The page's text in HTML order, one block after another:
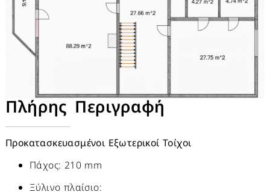
Πλήρης Περιγραφή
Προκατασκευασμένοι Εξωτερικοί Τοίχοι
Πάχος: 210 mm
Ξύλινο πλαίσιο: